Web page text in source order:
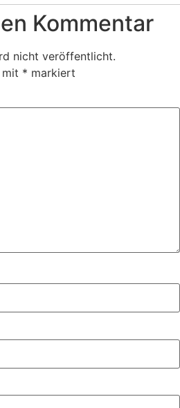
Kommentar
nicht veröffentlicht.
* markiert